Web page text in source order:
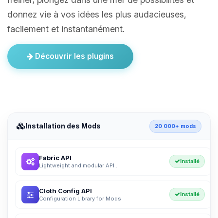
donnez vie à vos idées les plus audacieuses,
facilement et instantanément.
Découvrir les plugins
Installation des Mods 20 000+ mods
Fabric API
Lightweight and modular API...
Installé
Cloth Config API
Configuration Library for Mods
Installé